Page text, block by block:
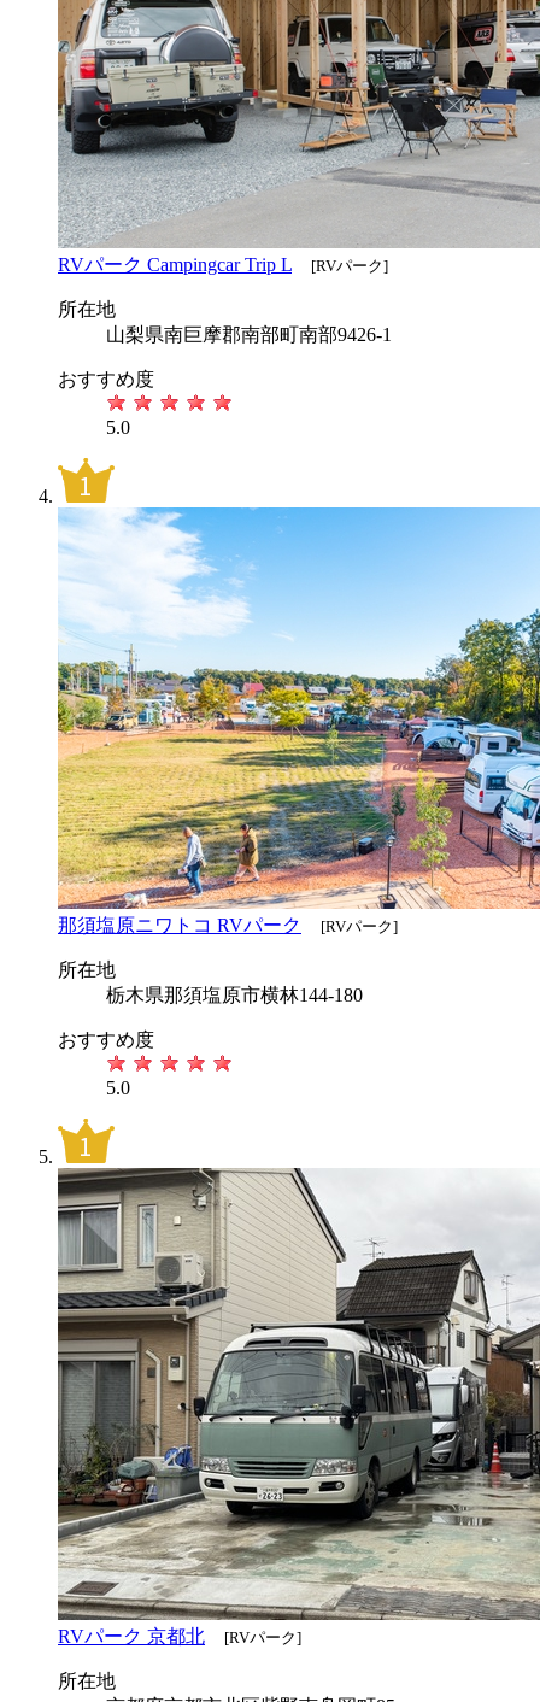
RVパーク Campingcar Trip L [RVパーク]
所在地
山梨県南巨摩郡南部町南部9426-1
おすすめ度
5.0
那須塩原ニワトコ RVパーク [RVパーク]
所在地
栃木県那須塩原市横林144-180
おすすめ度
5.0
RVパーク 京都北 [RVパーク]
所在地